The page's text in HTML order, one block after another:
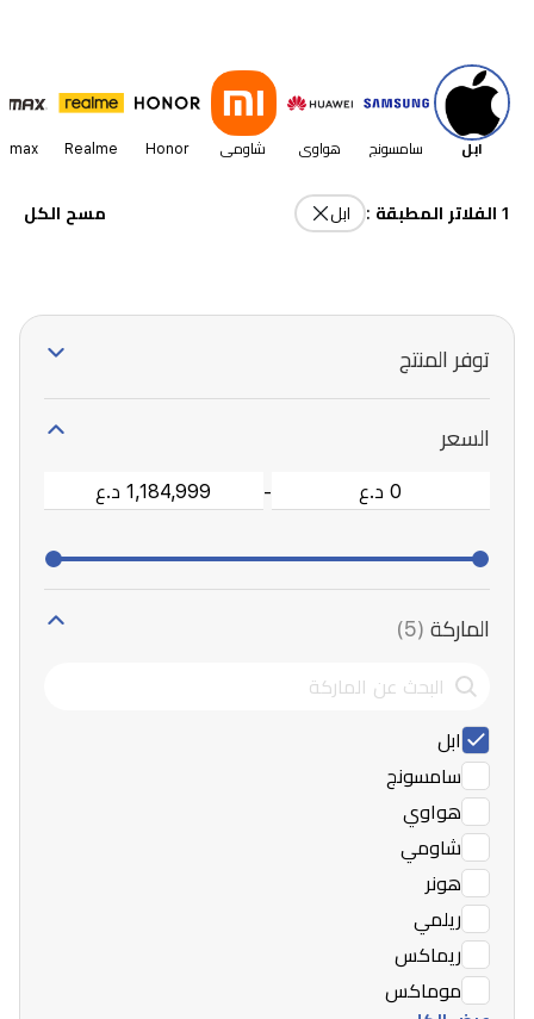
of
25
ابل سامسونج هواوي شاومي Honor
Realme
1 الفلاتر المطبقة : ابل مسح الكل
توفر المنتج
السعر
-
الماركة (5)
ابل
سامسونج
هواوي
شاومي
هونر
ريلمي
ريماكس
موماكس